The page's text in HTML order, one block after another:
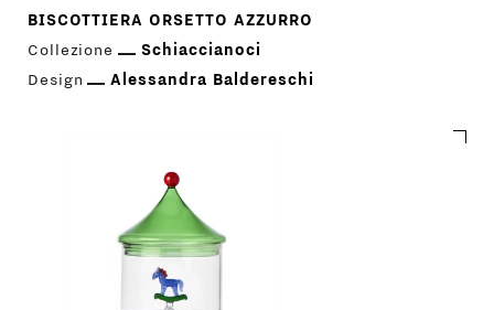
BISCOTTIERA ORSETTO AZZURRO
Collezione
Schiaccianoci
Design
Alessandra Baldereschi